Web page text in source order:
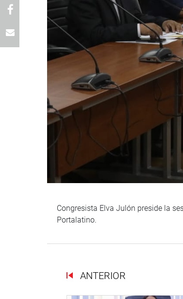
Congresista Elva Julón preside la
Portalatino.
ANTERIOR